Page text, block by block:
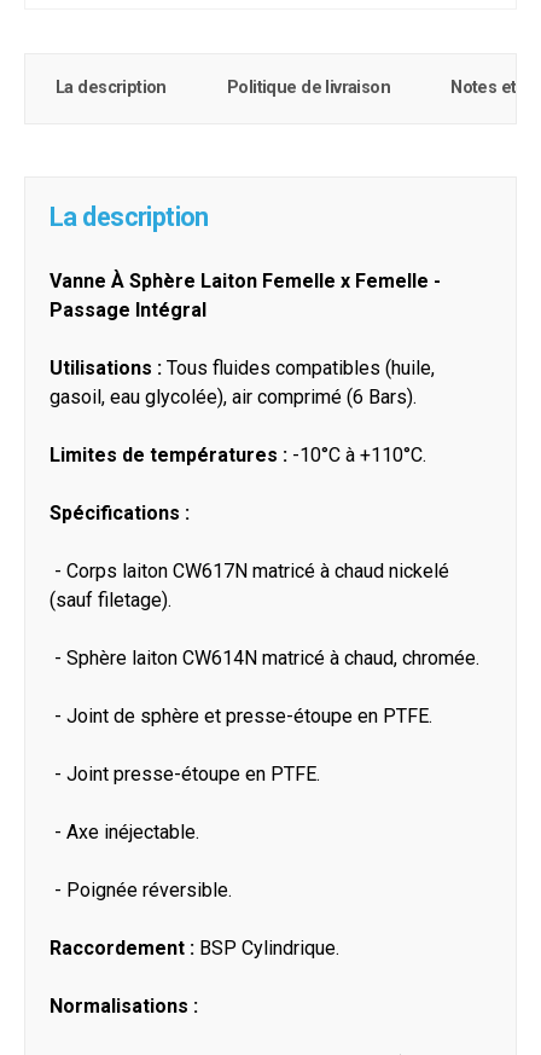
La description Politique de livraison Notes et
La description
Vanne À Sphère Laiton Femelle x Femelle -
Passage Intégral
Utilisations : Tous fluides compatibles (huile,
gasoil, eau glycolée), air comprimé (6 Bars).
Limites de températures : -10°C à +110°C.
Spécifications :
- Corps laiton CW617N matricé à chaud nickelé
(sauf filetage).
- Sphère laiton CW614N matricé à chaud, chromée.
- Joint de sphère et presse-étoupe en PTFE.
- Joint presse-étoupe en PTFE.
- Axe inéjectable.
- Poignée réversible.
Raccordement : BSP Cylindrique.
Normalisations :